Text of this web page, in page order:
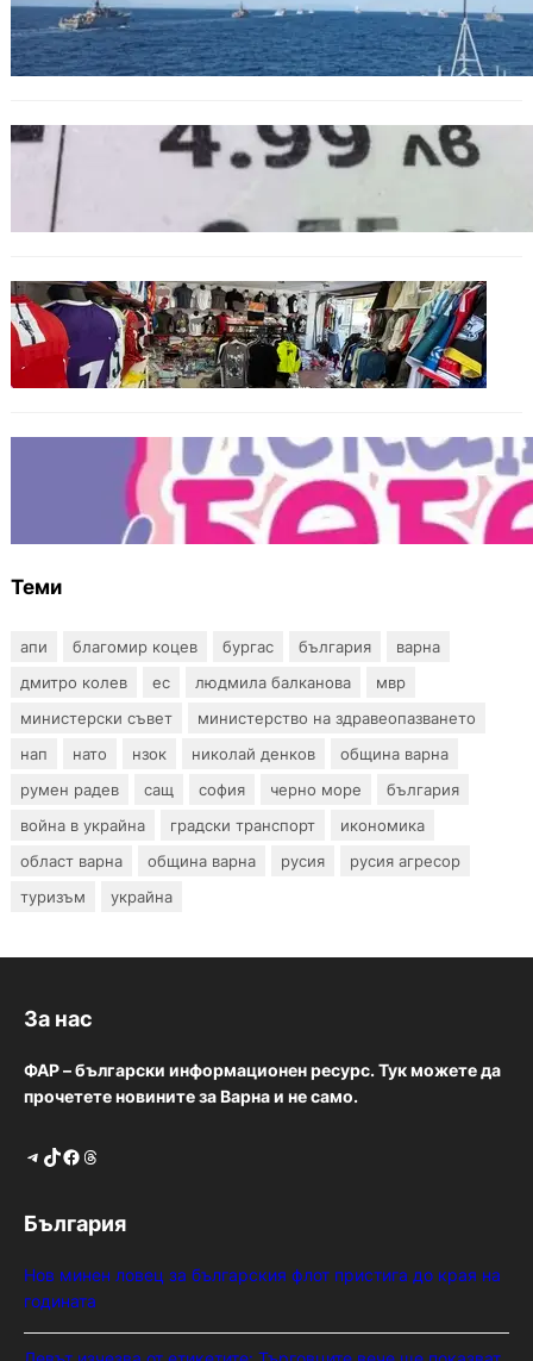
Нов минен ловец за българския флот
пристига до края на годината
БЪЛГАРИЯ
Левът изчезва от етикетите: Търговците
БЪЛГАРИЯ
Иззеха фалшиви стоки за близо 650 000
евро при акция във Варна и „Златни
пясъци“
Инвитро подкрепата под въпрос? „Искам
бебе“ се обяви срещу прехвърлянето на
Центъра към НЗОК
Теми
апи благомир коцев бургас българия
варна
дмитро колев
ес людмила балканова
мвр
министерски съвет
министерство на здравеопазването
нап
нато нзок николай денков
община варна
румен радев
сащ софия черно море
българия
война в украйна
градски транспорт
икономика
област варна
община варна русия
русия агресор
туризъм
украйна
За нас
ФАР – български информационен ресурс. Тук можете да
прочетете новините за Варна и не само.
Telegram TikTok Facebook Threads
България
Нов минен ловец за българския флот пристига до края на
годината